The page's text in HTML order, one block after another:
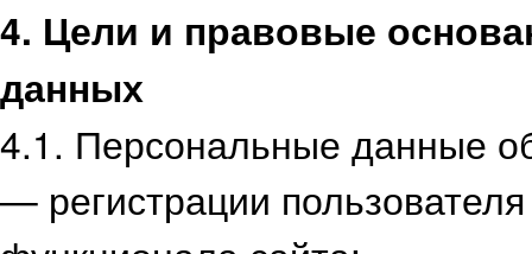
4. Цели и правовые
данных
4.1. Персональные данные
— регистрации